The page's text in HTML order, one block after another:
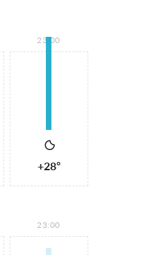
23:00
+28°
23:00